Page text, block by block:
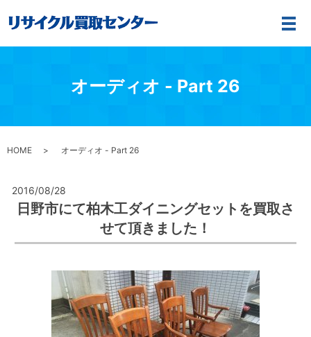
メ
オーディオ - Part 26
HOME オーディオ - Part 26
2016/08/28
日野市にて柏木工ダイニングセットを買取さ
せて頂きました！